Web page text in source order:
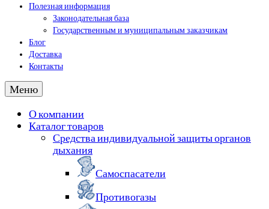
Полезная информация
Законодательная база
Государственным и муниципальным заказчикам
Блог
Доставка
Контакты
Меню
О компании
Каталог товаров
Средства индивидуальной защиты органов
дыхания
Самоспасатели
Противогазы